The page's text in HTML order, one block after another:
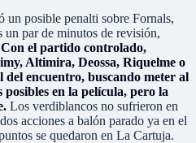
posible penalti sobre Fornals,
par de minutos de revisión,
Con el partido controlado,
Altimira, Deossa, Riquelme o
encuentro, buscando meter al
en la película, pero la
Los verdiblancos no sufrieron en
acciones a balón parado ya en el
se quedaron en La Cartuja.